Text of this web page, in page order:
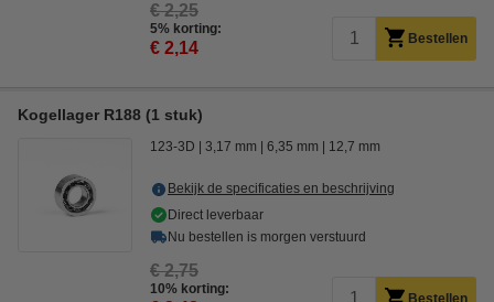
€ 2,25
5% korting:
€ 2,14 Bestellen
Kogellager R188 (1 stuk)
123-3D 3,17 mm 6,35 mm 12,7 mm
Bekijk de specificaties en beschrijving
Direct leverbaar
Nu bestellen is morgen verstuurd
€ 2,75
10% korting:
Bestellen